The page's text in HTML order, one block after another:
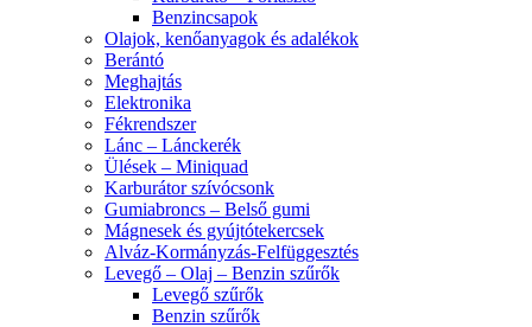
Benzincsapok
Olajok, kenőanyagok és adalékok
Berántó
Meghajtás
Elektronika
Fékrendszer
Lánc – Lánckerék
Ülések – Miniquad
Karburátor szívócsonk
Gumiabroncs – Belső gumi
Mágnesek és gyújtótekercsek
Alváz-Kormányzás-Felfüggesztés
Levegő – Olaj – Benzin szűrők
Levegő szűrők
Benzin szűrők